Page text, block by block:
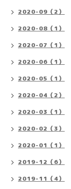
2020-09（2）
2020-08（1）
2020-07（1）
2020-06（1）
2020-05（1）
2020-04（2）
2020-03（1）
2020-02（3）
2020-01（1）
2019-12（6）
2019-11（4）